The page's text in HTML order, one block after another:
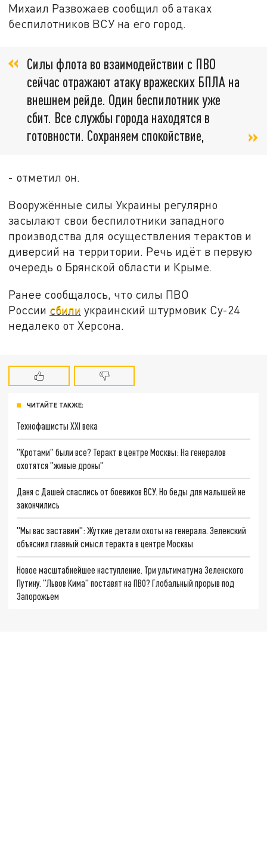
Михаил Развожаев сообщил об атаках
беспилотников ВСУ на его город.
Силы флота во взаимодействии с ПВО
сейчас отражают атаку вражеских БПЛА на
внешнем рейде. Один беспилотник уже
сбит. Все службы города находятся в
готовности. Сохраняем спокойствие,
- отметил он.
Вооружённые силы Украины регулярно
засылают свои беспилотники западного
производства для осуществления терактов и
диверсий на территории. Речь идёт в первую
очередь о Брянской области и Крыме.
Ранее сообщалось, что силы ПВО
России сбили украинский штурмовик Су-24
недалеко от Херсона.
ЧИТАЙТЕ ТАКЖЕ:
Технофашисты XXI века
"Кротами" были все? Теракт в центре Москвы: На генералов
охотятся "живые дроны"
Даня с Дашей спаслись от боевиков ВСУ. Но беды для малышей не
закончились
"Мы вас заставим": Жуткие детали охоты на генерала. Зеленский
объяснил главный смысл теракта в центре Москвы
Новое масштабнейшее наступление. Три ультиматума Зеленского
Путину. "Львов Кима" поставят на ПВО? Глобальный прорыв под
Запорожьем